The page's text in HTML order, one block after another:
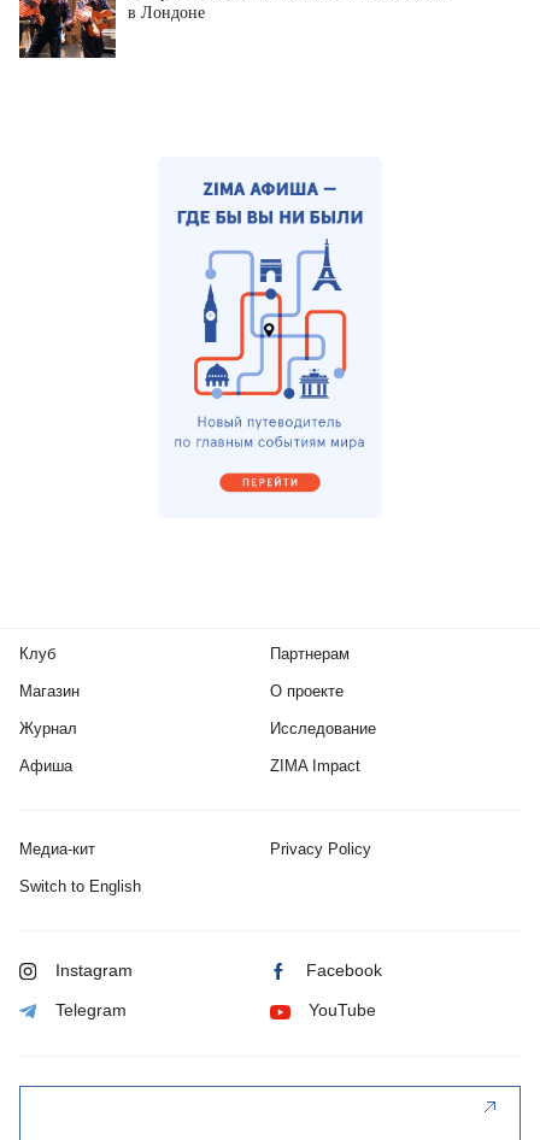
в Лондоне
Клуб
Магазин
Журнал
Афиша
Партнерам
О проекте
Исследование
ZIMA Impact
Медиа-кит Privacy Policy
Switch to English
Instagram Facebook
Telegram YouTube